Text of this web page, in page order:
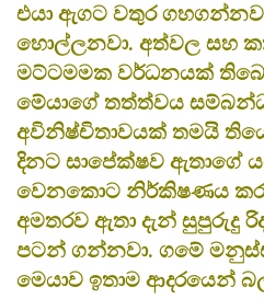
එයා ඇගට වතුර
හොල්ලනවා. අත්වල සහ
මට්ටමමක වර්ධනයක්
මේයාගේ තත්ත්වය
අවිනිෂ්චිතාවයක් තමයි
දිනට සාපේක්ෂව ඇතාගේ
වෙනකොට නිර්කිෂණය
අමතරව ඇතා දැන් සුපුරුදු
පටන් ගන්නවා. ගමේ
මෙයාව ඉතාම ආදරයෙන්